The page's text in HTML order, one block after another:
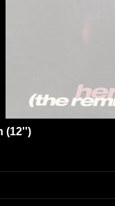
(12'')